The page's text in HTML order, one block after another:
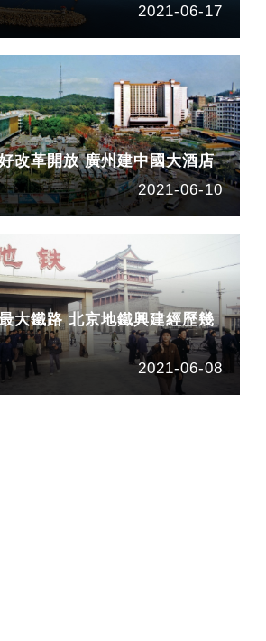
2021-06-17
改革開放 廣州建中國大酒店
2021-06-10
大鐵路 北京地鐵興建經歷幾
2021-06-08